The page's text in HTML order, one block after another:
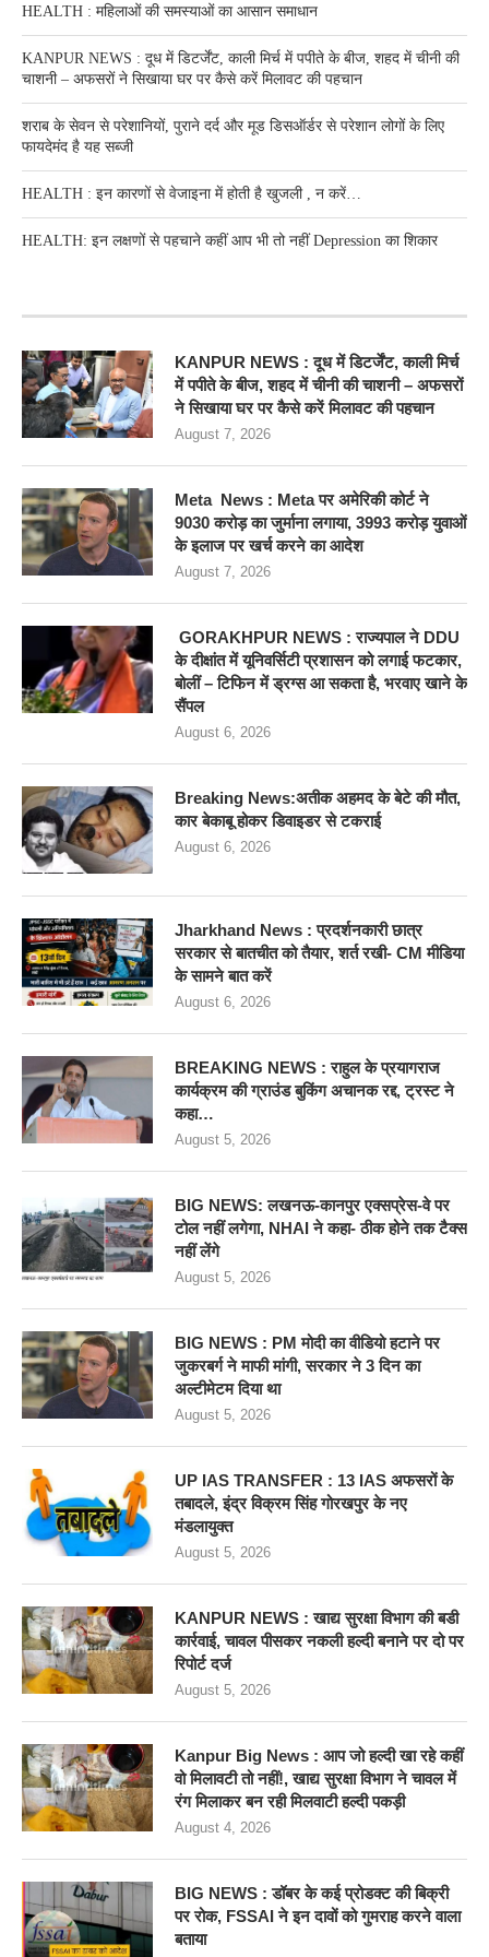
HEALTH : महिलाओं की समस्‍याओं का आसान समाधान
KANPUR NEWS : दूध में डिटर्जेंट, काली मिर्च में पपीते के बीज, शहद में चीनी की
चाशनी – अफसरों ने सिखाया घर पर कैसे करें मिलावट की पहचान
शराब के सेवन से परेशानियों, पुराने दर्द और मूड डिसऑर्डर से परेशान लोगों के लिए
फायदेमंद है यह सब्जी
HEALTH : इन कारणों से वेजाइना में होती है खुजली , न करें…
HEALTH: इन लक्षणों से पहचाने कहीं आप भी तो नहीं Depression का शिकार
KANPUR NEWS : दूध में डिटर्जेंट, काली मिर्च
में पपीते के बीज, शहद में चीनी की चाशनी – अफसरों
ने सिखाया घर पर कैसे करें मिलावट की पहचान
August 7, 2026
Meta News : Meta पर अमेरिकी कोर्ट ने
9030 करोड़ का जुर्माना लगाया, 3993 करोड़ युवाओं
के इलाज पर खर्च करने का आदेश
August 7, 2026
GORAKHPUR NEWS : राज्यपाल ने DDU
के दीक्षांत में यूनिवर्सिटी प्रशासन को लगाई फटकार,
बोलीं – टिफिन में ड्रग्स आ सकता है, भरवाए खाने के
सैंपल
August 6, 2026
Breaking News:अतीक अहमद के बेटे की मौत,
कार बेकाबू होकर डिवाइडर से टकराई
August 6, 2026
Jharkhand News : प्रदर्शनकारी छात्र
सरकार से बातचीत को तैयार, शर्त रखी- CM मीडिया
के सामने बात करें
August 6, 2026
BREAKING NEWS : राहुल के प्रयागराज
कार्यक्रम की ग्राउंड बुकिंग अचानक रद्द, ट्रस्ट ने
कहा…
August 5, 2026
BIG NEWS: लखनऊ-कानपुर एक्सप्रेस-वे पर
टोल नहीं लगेगा, NHAI ने कहा- ठीक होने तक टैक्स
नहीं लेंगे
August 5, 2026
BIG NEWS : PM मोदी का वीडियो हटाने पर
जुकरबर्ग ने माफी मांगी, सरकार ने 3 दिन का
अल्टीमेटम दिया था
August 5, 2026
UP IAS TRANSFER : 13 IAS अफसरों के
तबादले, इंद्र विक्रम सिंह गोरखपुर के नए
मंडलायुक्त
August 5, 2026
KANPUR NEWS : खाद्य सुरक्षा विभाग की बडी
कार्रवाई, चावल पीसकर नकली हल्दी बनाने पर दो पर
रिपोर्ट दर्ज
August 5, 2026
Kanpur Big News : आप जो हल्दी खा रहे कहीं
वो मिलावटी तो नहीं!, खाद्य सुरक्षा विभाग ने चावल में
रंग मिलाकर बन रही मिलवाटी हल्दी पकड़ी
August 4, 2026
BIG NEWS : डॉबर के कई प्रोडक्ट की बिक्री
पर रोक, FSSAI ने इन दावों को गुमराह करने वाला
बताया